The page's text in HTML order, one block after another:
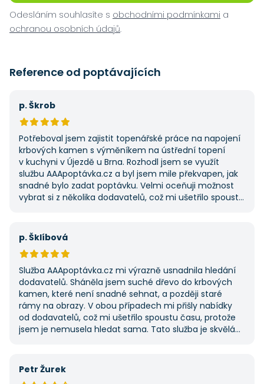
Odesláním souhlasíte s obchodními podmínkami a
ochranou osobních údajů.
Reference od poptávajících
p. Škrob
Potřeboval jsem zajistit topenářské práce na napojení
krbových kamen s výměníkem na ústřední topení
v kuchyni v Újezdě u Brna. Rozhodl jsem se využít
službu AAApoptávka.cz a byl jsem mile překvapen, jak
snadné bylo zadat poptávku. Velmi oceňuji možnost
vybrat si z několika dodavatelů, což mi ušetřilo spoustu
potřebovat další řemeslné práce.
p. Šklíbová
Služba AAApoptávka.cz mi výrazně usnadnila hledání
dodavatelů. Sháněla jsem suché dřevo do krbových
kamen, které není snadné sehnat, a později staré
rámy na obrazy. V obou případech mi přišly nabídky
od dodavatelů, což mi ušetřilo spoustu času, protože
jsem je nemusela hledat sama. Tato služba je skvělá
Petr Žurek